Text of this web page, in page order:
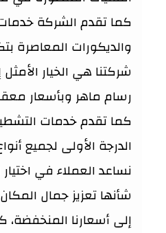
كما تقدم الشركة
والديكورات المعاصرة
شركتنا هي الخيار
رسام ماهر وبأسعار
كما تقدم خدمات
الدرجة الأولى لجميع
نساعد العملاء في
شأنها تعزيز جمال
إلى أسعارنا